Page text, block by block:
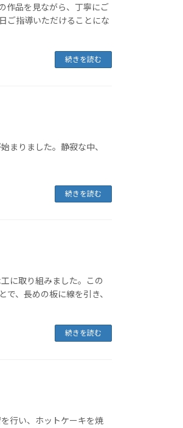
作品を見ながら、丁寧にご
ご指導いただけることにな
続きを読む
まりました。静寂な中、
続きを読む
に取り組みました。この
、長めの板に線を引き、
続きを読む
行い、ホットケーキを焼